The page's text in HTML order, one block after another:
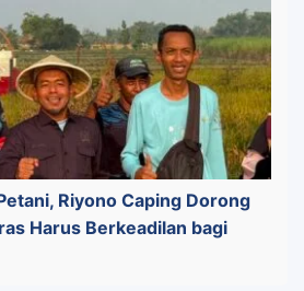
Riyono Caping Dorong
Harus Berkeadilan bagi